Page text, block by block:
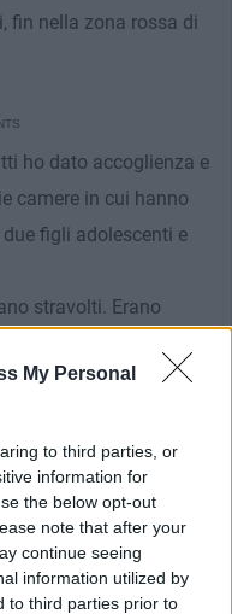
My Personal
to third parties, or
information for
the below opt-out
note that after your
continue seeing
information utilized by
to third parties prior to
fin nella zona rossa di
ho dato accoglienza e
camere in cui hanno
figli adolescenti e
stravolti. Erano
la luce di chi ha fatto
via non finiva mai di